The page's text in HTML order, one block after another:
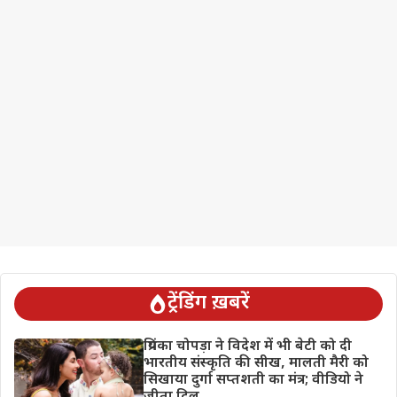
ट्रेंडिंग ख़बरें
प्रियंका चोपड़ा ने विदेश में भी बेटी को दी
भारतीय संस्कृति की सीख, मालती मैरी को
सिखाया दुर्गा सप्तशती का मंत्र; वीडियो ने